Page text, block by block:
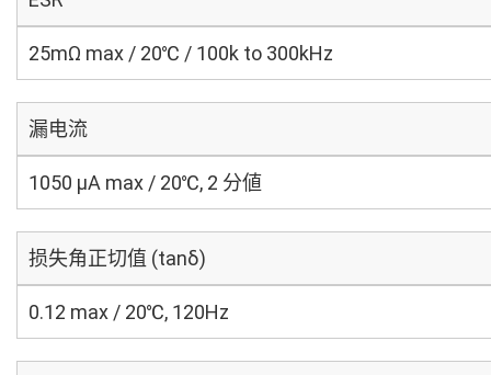
25mΩ max / 20℃ / 100k to 300kHz
漏电流
1050 μA max / 20℃, 2 分値
损失角正切值 (tanδ)
0.12 max / 20℃, 120Hz